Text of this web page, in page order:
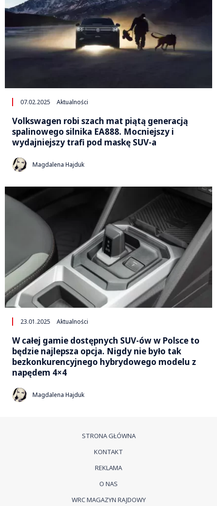
07.02.2025 Aktualności
Volkswagen robi szach mat piątą generacją
spalinowego silnika EA888. Mocniejszy i
wydajniejszy trafi pod maskę SUV-a
Magdalena Hajduk
23.01.2025 Aktualności
W całej gamie dostępnych SUV-ów w Polsce to
będzie najlepsza opcja. Nigdy nie było tak
bezkonkurencyjnego hybrydowego modelu z
napędem 4×4
Magdalena Hajduk
STRONA GŁÓWNA
KONTAKT
REKLAMA
O NAS
WRC MAGAZYN RAJDOWY